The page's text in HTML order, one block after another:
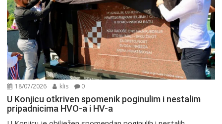
18/07/2026 klis 0
U Konjicu otkriven spomenik poginulim i nestalim
pripadnicima HVO-a i HV-a